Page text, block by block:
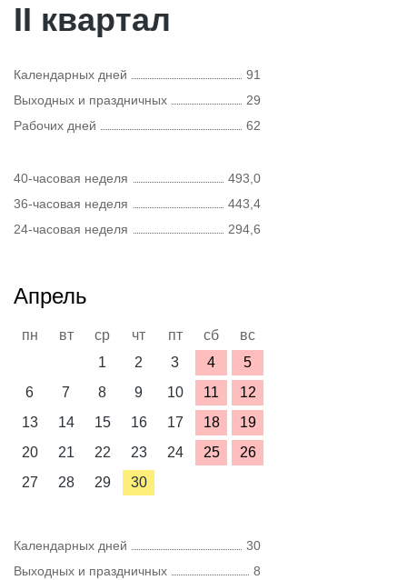
II квартал
Календарных дней
91
Выходных и праздничных
29
Рабочих дней
62
40-часовая неделя
493,0
36-часовая неделя
443,4
24-часовая неделя
294,6
Апрель
пн вт ср чт пт сб
вс
1
2 3 4
5
6
7 8 9 10 11
12
13
14 15 16 17 18
19
20
21 22 23 24 25
26
27
28 29 30
Календарных дней
30
Выходных и праздничных
8